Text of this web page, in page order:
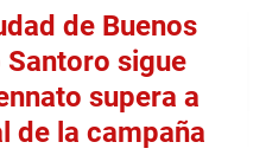
de Buenos
sigue
supera a
de la campaña